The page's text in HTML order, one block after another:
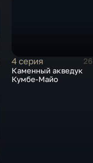
4 серия
Каменный акведук
Кумбе-Майо